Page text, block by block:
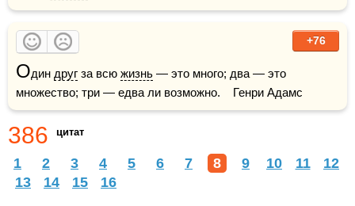
+76
Один друг за всю жизнь — это много; два — это
множество; три — едва ли возможно.    Генри Адамс
386 цитат
1 2 3 4 5 6 7 8 9 10 11
12
13
14 15 16